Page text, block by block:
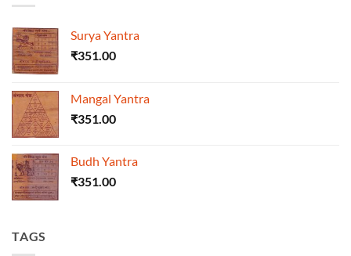
Surya Yantra
₹351.00
Mangal Yantra
₹351.00
Budh Yantra
₹351.00
TAGS